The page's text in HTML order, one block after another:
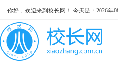
你好，欢迎来到校长网！ 今天是： 2026年